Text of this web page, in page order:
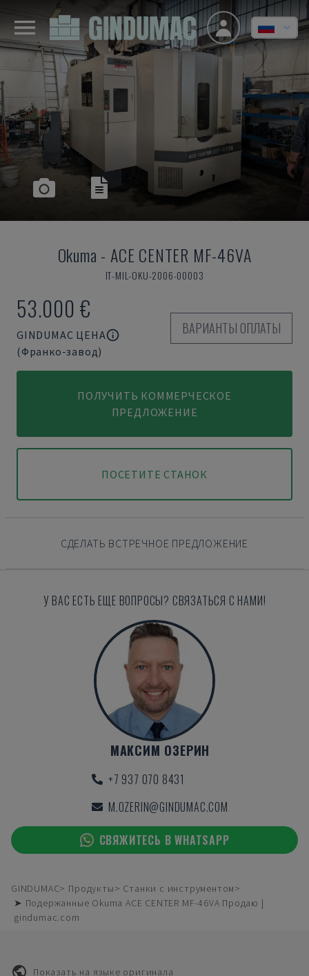
Okuma - ACE CENTER MF-46VA
IT-MIL-OKU-2006-00003
53.000 €
GINDUMAC ЦЕНА
(Франко-завод)
ВАРИАНТЫ ОПЛАТЫ
ПОЛУЧИТЬ КОММЕРЧЕСКОЕ
ПРЕДЛОЖЕНИЕ
ПОСЕТИТЕ СТАНОК
СДЕЛАТЬ ВСТРЕЧНОЕ ПРЕДЛОЖЕНИЕ
У ВАС ЕСТЬ ЕЩЕ ВОПРОСЫ? СВЯЗАТЬСЯ С НАМИ!
МАКСИМ ОЗЕРИН
+7 937 070 8431
M.OZERIN@GINDUMAC.COM
СВЯЖИТЕСЬ В WHATSAPP
GINDUMAC Продукты
Станки с инструментом
➤ Подержанные Okuma ACE CENTER MF-46VA Продаю |
gindumac.com
Показать на языке оригинала